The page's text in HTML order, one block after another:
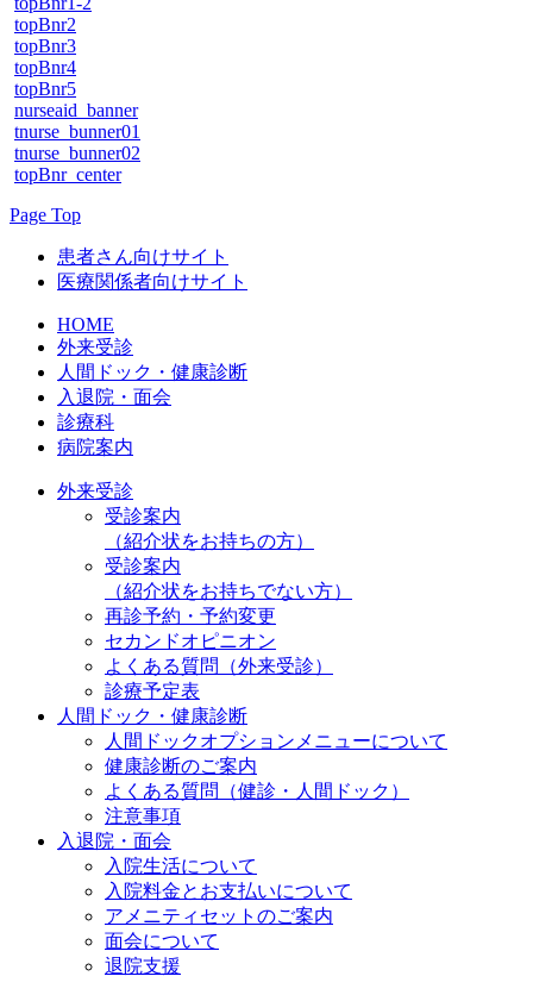
topBnr2
topBnr3
topBnr4
topBnr5
nurseaid_banner
tnurse_bunner01
tnurse_bunner02
topBnr_center
Page Top
患者さん向けサイト
医療関係者向けサイト
HOME
外来受診
人間ドック・健康診断
入退院・面会
診療科
病院案内
外来受診
受診案内
（紹介状をお持ちの方）
受診案内
（紹介状をお持ちでない方）
再診予約・予約変更
セカンドオピニオン
よくある質問（外来受診）
診療予定表
人間ドック・健康診断
人間ドックオプションメニューについて
健康診断のご案内
よくある質問（健診・人間ドック）
注意事項
入退院・面会
入院生活について
入院料金とお支払いについて
アメニティセットのご案内
面会について
退院支援